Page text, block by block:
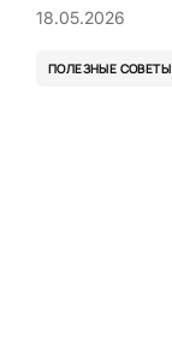
18.05.2026
ПОЛЕЗНЫЕ СОВЕТЫ